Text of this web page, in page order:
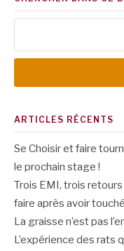
ARTICLES RÉCENTS
Se Choisir et faire
le prochain stage !
Trois EMI, trois retours
faire après avoir
La graisse n’est pas
L’expérience des rats